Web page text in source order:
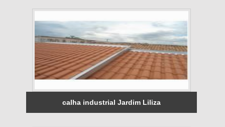
calha industrial Jardim Liliza